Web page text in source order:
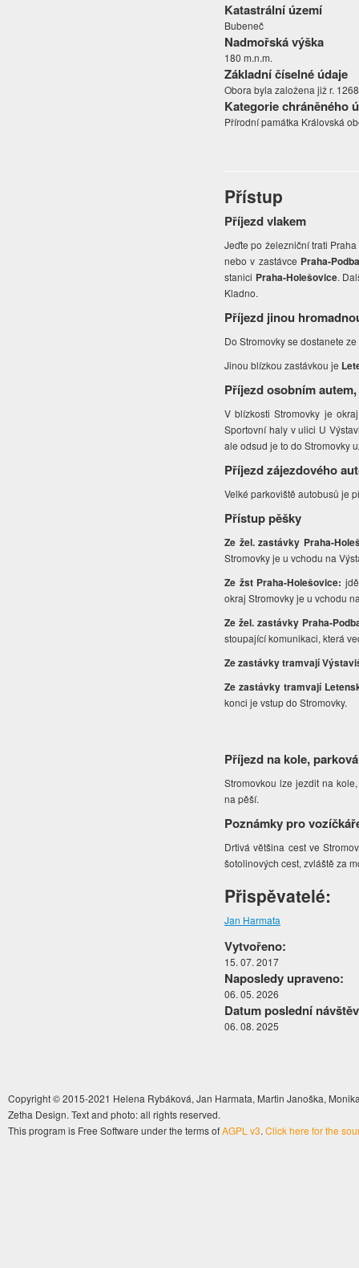
Katastrální území
Bubeneč
Nadmořská výška
180 m.n.m.
Základní číselné údaje
Obora byla založena již r.
Kategorie chráněného
Přírodní památka Královská
Přístup
Příjezd vlakem
Jeďte po železniční trati
nebo v zastávce Praha-
stanici Praha-Holešovice.
Kladno.
Příjezd jinou
Do Stromovky se dostanete
Jinou blízkou zastávkou je
Příjezd osobním
V blízkosti Stromovky je
Sportovní haly v ulici U
ale odsud je to do Stromovky
Příjezd zájezdového
Velké parkoviště autobusů je
Přístup pěšky
Ze žel. zastávky Praha-
Stromovky je u vchodu na
Ze žst Praha-Holešovice:
okraj Stromovky je u vchodu
Ze žel. zastávky Praha-
stoupající komunikaci, která
Ze zastávky tramvají
Ze zastávky tramvají
konci je vstup do Stromovky.
Příjezd na kole,
Stromovkou lze jezdit na
na pěší.
Poznámky pro
Drtivá většina cest ve
šotolinových cest, zvláště za
Přispěvatelé:
Jan Harmata
Vytvořeno:
15. 07. 2017
Naposledy upraveno:
06. 05. 2026
Datum poslední
06. 08. 2025
Copyright © 2015-2021 Helena Rybáková, Jan Harmata, Martin Janoška,
Zetha Design. Text and photo: all rights reserved.
This program is Free Software under the terms ofAGPL v3. Click here for the